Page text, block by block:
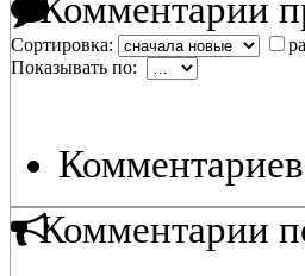
Комментарии
Сортировка:
Показывать по:
Комментарии